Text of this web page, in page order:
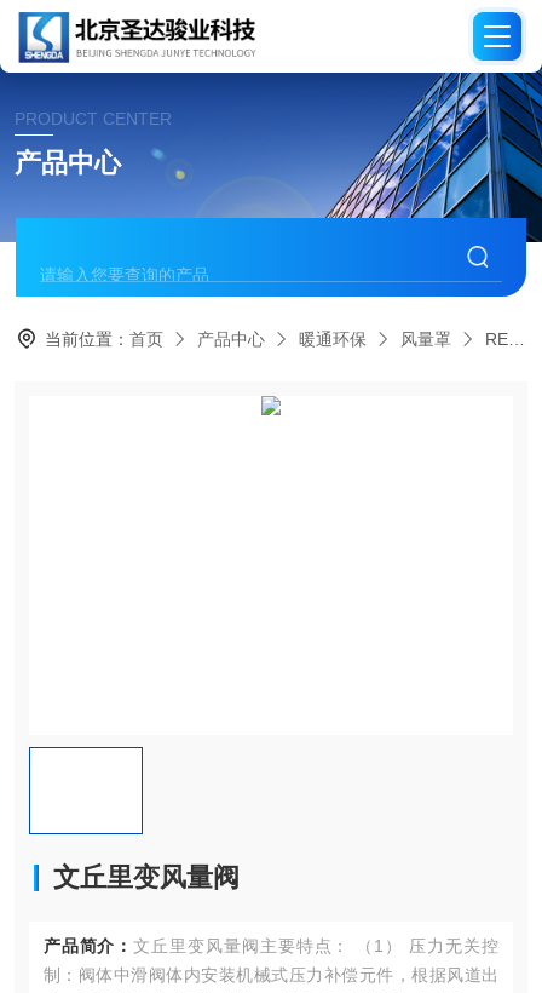
PRODUCT CENTER
产品中心
当前位置：首页 产品中心 暖通环保 风量罩 RE-WQ-01文丘里变风量阀
文丘里变风量阀
产品简介： 文丘里变风量阀主要特点： （1） 压力无关控
制：阀体中滑阀体内安装机械式压力补偿元件，根据风道出